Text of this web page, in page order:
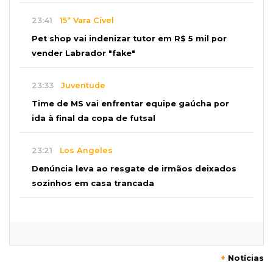
23:41 15ª Vara Cível
Pet shop vai indenizar tutor em R$ 5 mil por
vender Labrador "fake"
23:33 Juventude
Time de MS vai enfrentar equipe gaúcha por
ida à final da copa de futsal
23:21 Los Angeles
Denúncia leva ao resgate de irmãos deixados
sozinhos em casa trancada
formação de ciclone bomba
+ Notícias